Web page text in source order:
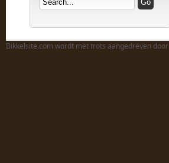
Bikkelsite.com wordt met trots aangedreven door